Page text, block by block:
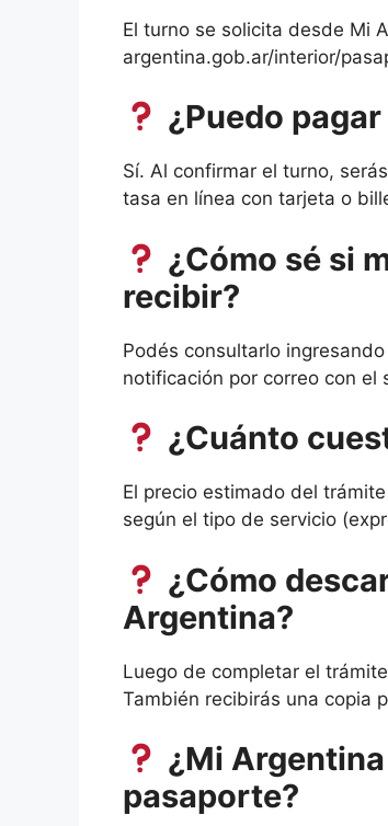
El turno se solicita desde Mi
argentina.gob.ar/interior/
¿Puedo
Sí. Al confirmar el turno,
tasa en línea con tarjeta o
¿Cómo sé si
recibir?
Podés consultarlo
notificación por correo con el
¿Cuánto
El precio estimado del
según el tipo de servicio
¿Cómo
Argentina?
Luego de completar el
También recibirás una copia
¿Mi
pasaporte?